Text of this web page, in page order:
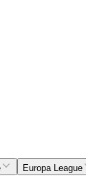
Europa League